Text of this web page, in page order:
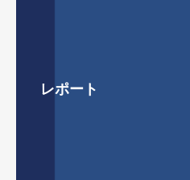
レポート